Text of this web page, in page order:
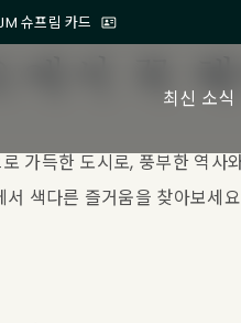
슈프림 카드
최신 소식
에서 꼭
가득한 도시로, 풍부한 역사
서 색다른 즐거움을 찾아보세